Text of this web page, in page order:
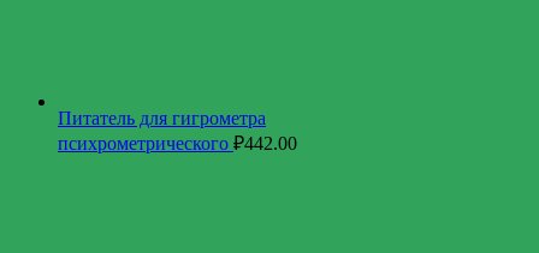
Питатель для гигрометра
психрометрического ₽442.00